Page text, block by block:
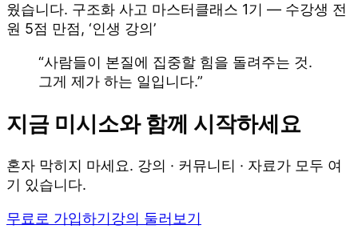
웠습니다. 구조화 사고 마스터클래스 1기 — 수강생 전
원 5점 만점, ‘인생 강의’
“사람들이 본질에 집중할 힘을 돌려주는 것.
그게 제가 하는 일입니다.”
지금 미시소와 함께 시작하세요
혼자 막히지 마세요. 강의 · 커뮤니티 · 자료가 모두 여
기 있습니다.
무료로 가입하기강의 둘러보기